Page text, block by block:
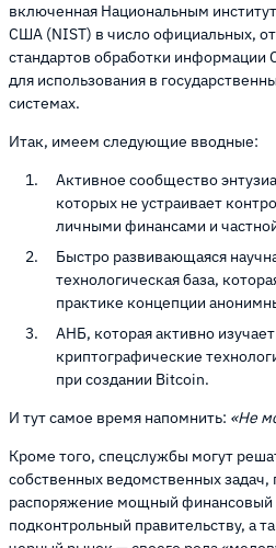
включенная Национальным
США (NIST) в число официальных,
стандартов обработки
для использования в
системах.
Итак, имеем следующие вводные:
Активное сообщество
которых не устраивает
личными финансами и
Быстро развивающаяся
технологическая база,
практике концепции
АНБ, которая активно
криптографические
при создании Bitcoin.
И тут самое время напомнить: «Не
Кроме того, спецслужбы могут
собственных ведомственных задач,
распоряжение мощный финансовый
подконтрольный правительству, а